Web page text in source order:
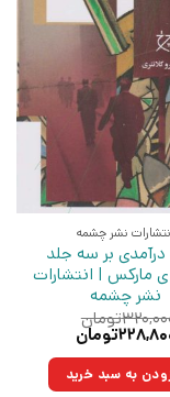
نشر چشمه
بر سه جلد
ی مارکس | انتشارات
نشر چشمه
تومان
۳۲۰,۰۰۰تومان
تومان
۲۲۸,۸۰۰تومان.به سبد خرید